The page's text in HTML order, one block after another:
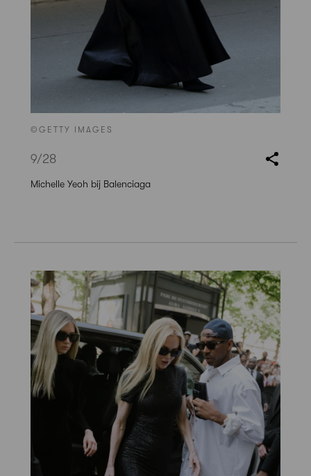
©GETTY IMAGES
9/28
Michelle Yeoh bij Balenciaga